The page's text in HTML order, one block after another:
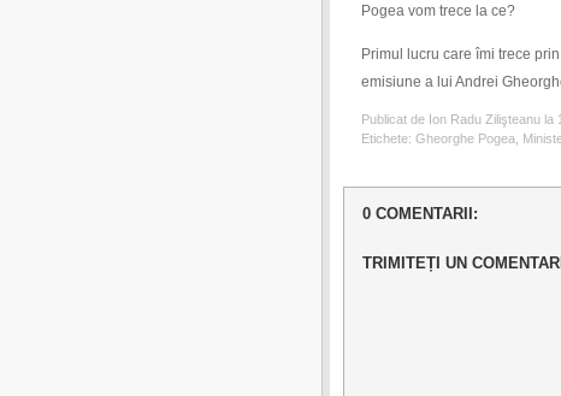
Pogea vom trece la ce?
Primul lucru care îmi trece
emisiune a lui Andrei
Publicat de Ion Radu Zilişteanu la
Etichete: Gheorghe Pogea
0 COMENTARII:
TRIMITEȚI UN